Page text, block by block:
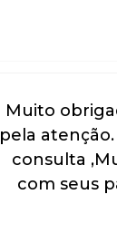
Muito
pela
consulta
com seus